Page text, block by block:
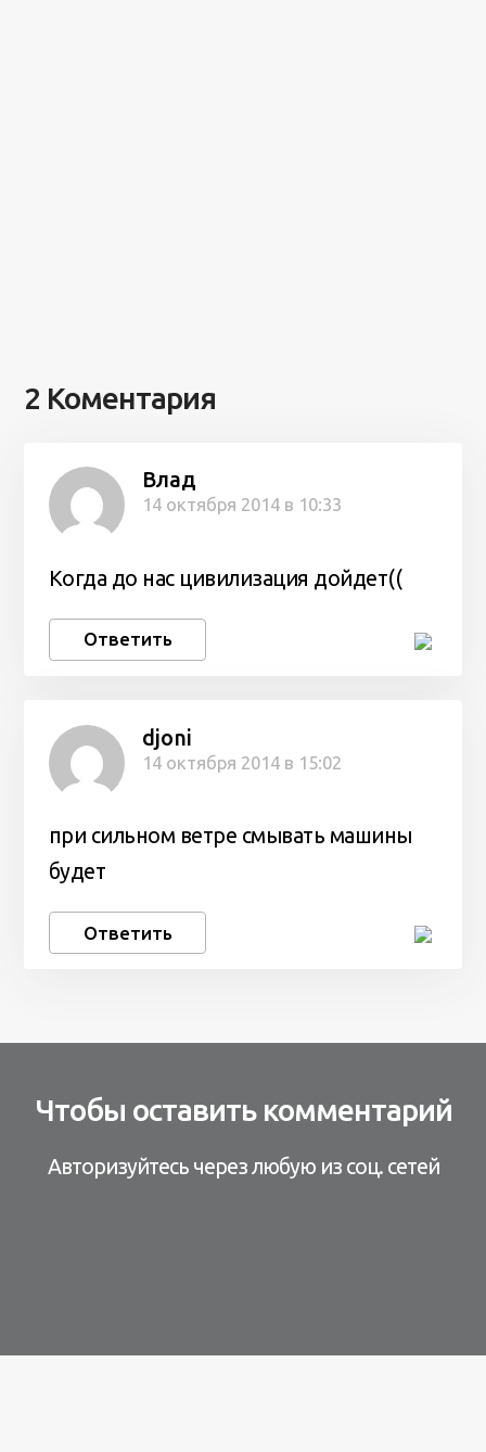
2 Коментария
Влад
14 октября 2014 в 10:33
Когда до нас цивилизация дойдет((
Ответить
djoni
14 октября 2014 в 15:02
при сильном ветре смывать машины
будет
Ответить
Чтобы оставить комментарий
Авторизуйтесь через любую из соц. сетей